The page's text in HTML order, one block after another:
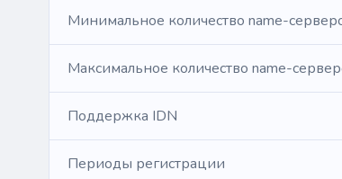
Минимальное количество name-
Максимальное количество name-
Поддержка IDN
Периоды регистрации